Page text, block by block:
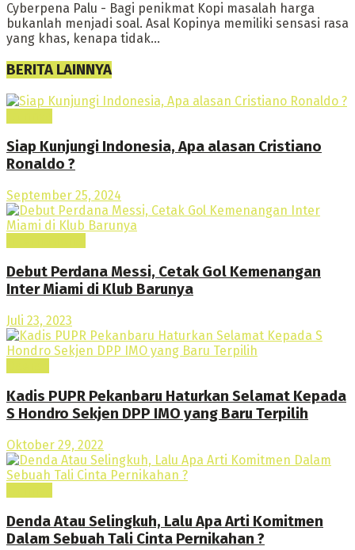
Cyberpena Palu - Bagi penikmat Kopi masalah harga
bukanlah menjadi soal. Asal Kopinya memiliki sensasi rasa
yang khas, kenapa tidak...
BERITA LAINNYA
Siap Kunjungi Indonesia, Apa alasan Cristiano
Ronaldo ?
September 25, 2024
Debut Perdana Messi, Cetak Gol Kemenangan
Inter Miami di Klub Barunya
Juli 23, 2023
Kadis PUPR Pekanbaru Haturkan Selamat Kepada
S Hondro Sekjen DPP IMO yang Baru Terpilih
Oktober 29, 2022
Denda Atau Selingkuh, Lalu Apa Arti Komitmen
Dalam Sebuah Tali Cinta Pernikahan ?